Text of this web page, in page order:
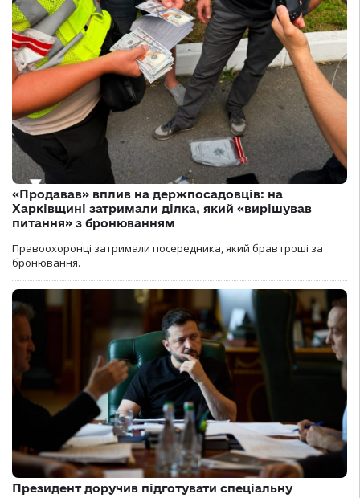
«Продавав» вплив на держпосадовців: на
Харківщині затримали ділка, який «вирішував
питання» з бронюванням
Правоохоронці затримали посередника, який брав гроші за
бронювання.
Президент доручив підготувати спеціальну